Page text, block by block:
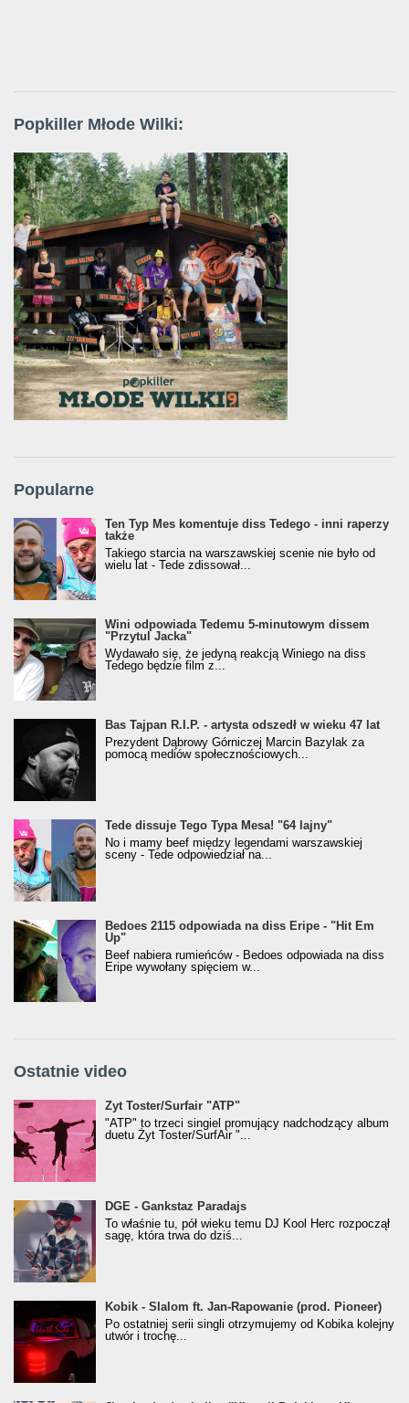
Popkiller Młode Wilki:
Popularne
Ten Typ Mes komentuje diss Tedego - inni raperzy
także
Takiego starcia na warszawskiej scenie nie było od
wielu lat - Tede zdissował...
Wini odpowiada Tedemu 5-minutowym dissem
"Przytul Jacka"
Wydawało się, że jedyną reakcją Winiego na diss
Tedego będzie film z...
Bas Tajpan R.I.P. - artysta odszedł w wieku 47 lat
Prezydent Dąbrowy Górniczej Marcin Bazylak za
pomocą mediów społecznościowych...
Tede dissuje Tego Typa Mesa! "64 lajny"
No i mamy beef między legendami warszawskiej
sceny - Tede odpowiedział na...
Bedoes 2115 odpowiada na diss Eripe - "Hit Em
Up"
Beef nabiera rumieńców - Bedoes odpowiada na diss
Eripe wywołany spięciem w...
Ostatnie video
Żyt Toster/SurfAir - ATP VIDEO
Żyt Toster/Surfair "ATP"
"ATP" to trzeci singiel promujący nadchodzący album
duetu Żyt Toster/SurfAir "...
donGURALesko z nagrodą za
Klasyczny/Trueschoolowy Album Roku
(Popkillery 2023)
DGE - Gankstaz Paradajs
To właśnie tu, pół wieku temu DJ Kool Herc rozpoczął
sagę, która trwa do dziś...
Kobik - Slalom ft. Jan-Rapowanie (prod. Pioneer)
[Official Music Visualiser]
Kobik - Slalom ft. Jan-Rapowanie (prod. Pioneer)
Po ostatniej serii singli otrzymujemy od Kobika kolejny
utwór i trochę...